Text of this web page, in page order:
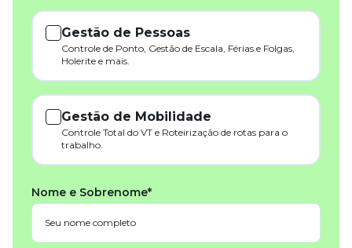
Gestão de Pessoas
Controle de Ponto, Gestão de Escala, Férias e Folgas,
Holerite e mais.
Gestão de Mobilidade
Controle Total do VT e Roteirização de rotas para o
trabalho.
Nome e Sobrenome*